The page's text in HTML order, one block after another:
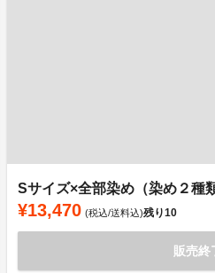
Sサイズ×全部染め（染め２種
¥13,470 (税込/送料込)残り10
販売終